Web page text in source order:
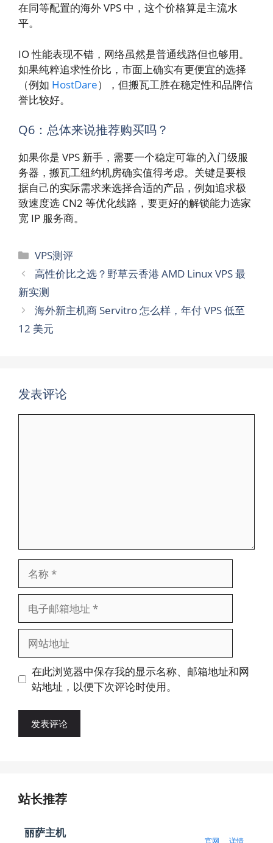
在同等配置的海外 VPS 中，这个价格算是主流水
平。
IO 性能表现不错，网络虽然是普通线路但也够用。
如果纯粹追求性价比，市面上确实有更便宜的选择
（例如 HostDare），但搬瓦工胜在稳定性和品牌信
誉比较好。
Q6：总体来说推荐购买吗？
如果你是 VPS 新手，需要一个稳定可靠的入门级服
务器，搬瓦工纽约机房确实值得考虑。关键是要根
据自己的实际需求来选择合适的产品，例如追求极
致速度选 CN2 等优化线路，要更好的解锁能力选家
宽 IP 服务商。
分
类
VPS测评
高性价比之选？野草云香港 AMD Linux VPS 最
新实测
海外新主机商 Servitro 怎么样，年付 VPS 低至
12 美元
发表评论
邮
地
址
址
在此浏览器中保存我的显示名称、邮箱地址和网
站地址，以便下次评论时使用。
站长推荐
丽萨主机
官网 详情